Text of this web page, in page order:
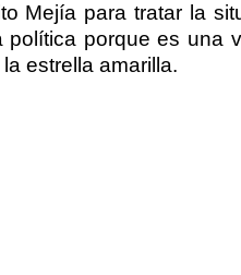
Mejía para tratar la
porque es una
estrella amarilla.